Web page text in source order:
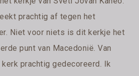
prachtig af tegen het
Niet voor niets is dit kerkje het
punt van Macedonië. Van
prachtig gedecoreerd. Ik